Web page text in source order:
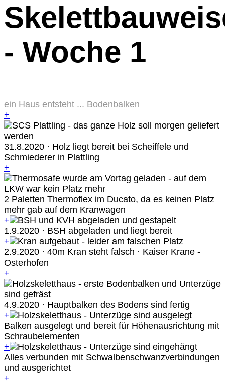
- Woche 1
ein Haus entsteht ... Bodenbalken
+
31.8.2020 · Holz liegt bereit bei Scheiffele und
Schmiederer in Plattling
+
2 Paletten Thermoflex im Ducato, da es keinen Platz
mehr gab auf dem Kranwagen
+
1.9.2020 · BSH abgeladen und liegt bereit
+
2.9.2020 · 40m Kran steht falsch · Kaiser Krane -
Osterhofen
+
4.9.2020 · Hauptbalken des Bodens sind fertig
+
Balken ausgelegt und bereit für Höhenausrichtung mit
Schraubelementen
+
Alles verbunden mit Schwalbenschwanzverbindungen
und ausgerichtet
+